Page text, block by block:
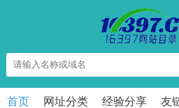
首页 网址分类 经验分享 友